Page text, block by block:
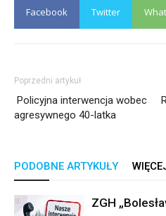
Facebook Twitter
Poprzedni artykuł
Policyjna interwencja wobec
agresywnego 40-latka
PODOBNE ARTYKUŁY
ZGH